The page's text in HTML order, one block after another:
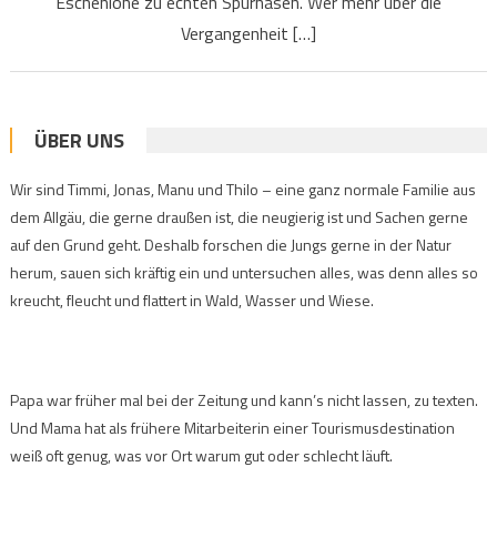
Vergangenheit […]
ÜBER UNS
Wir sind Timmi, Jonas, Manu und Thilo – eine ganz normale Familie aus
dem Allgäu, die gerne draußen ist, die neugierig ist und Sachen gerne
auf den Grund geht. Deshalb forschen die Jungs gerne in der Natur
herum, sauen sich kräftig ein und untersuchen alles, was denn alles so
kreucht, fleucht und flattert in Wald, Wasser und Wiese.
Papa war früher mal bei der Zeitung und kann’s nicht lassen, zu texten.
Und Mama hat als frühere Mitarbeiterin einer Tourismusdestination
weiß oft genug, was vor Ort warum gut oder schlecht läuft.